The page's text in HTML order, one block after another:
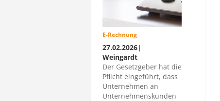
E-Rechnung
27.02.2026|
Weingardt
Der Gesetzgeber hat die
Pflicht eingeführt, dass
Unternehmen an
Unternehmenskunden